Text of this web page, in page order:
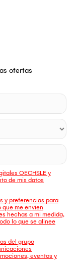
ofertas
OECHSLE y
de mis datos
y preferencias para
me envien
hechas a mi medida,
lo que se alinee
del grupo
eventos y